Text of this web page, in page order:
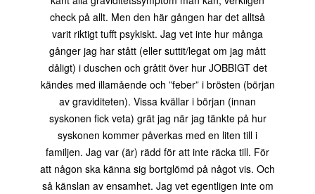
check på allt. Men den här gången har det alltså
varit riktigt tufft psykiskt. Jag vet inte hur många
gånger jag har stått (eller suttit/legat om jag mått
dåligt) i duschen och gråtit över hur JOBBIGT det
kändes med illamående och ”feber” i brösten (början
av graviditeten). Vissa kvällar i början (innan
syskonen fick veta) grät jag när jag tänkte på hur
syskonen kommer påverkas med en liten till i
familjen. Jag var (är) rädd för att inte räcka till. För
att någon ska känna sig bortglömd på något vis. Och
så känslan av ensamhet. Jag vet egentligen inte om